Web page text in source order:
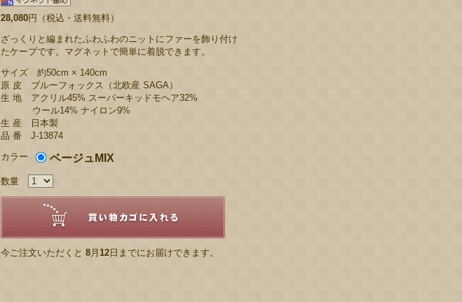
28,080円（税込・送料無料）
ざっくりと編まれたふわふわのニットにファーを飾り付け
たケープです。マグネットで簡単に着脱できます。
サイズ 約50cm × 140cm
原 皮 ブルーフォックス（北欧産 SAGA）
生 地 アクリル45% スーパーキッドモヘア32%
ウール14% ナイロン9%
生 産 日本製
品 番 J-13874
カラー
ベージュMIX
数量
今ご注文いただくと 8月 12 日までにお届けできます。